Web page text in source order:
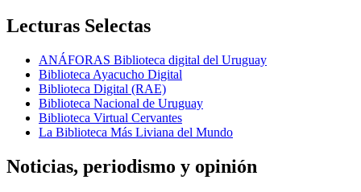
Lecturas Selectas
ANÁFORAS Biblioteca digital del Uruguay
Biblioteca Ayacucho Digital
Biblioteca Digital (RAE)
Biblioteca Nacional de Uruguay
Biblioteca Virtual Cervantes
La Biblioteca Más Liviana del Mundo
Noticias, periodismo y opinión